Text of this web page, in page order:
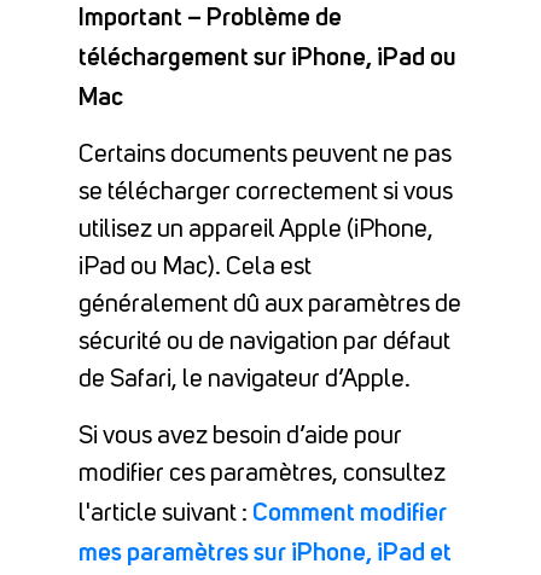
Important – Problème de
téléchargement sur iPhone, iPad ou
Mac
Certains documents peuvent ne pas
se télécharger correctement si vous
utilisez un appareil Apple (iPhone,
iPad ou Mac). Cela est
généralement dû aux paramètres de
sécurité ou de navigation par défaut
de Safari, le navigateur d’Apple.
Si vous avez besoin d’aide pour
modifier ces paramètres, consultez
l'article suivant : Comment modifier
mes paramètres sur iPhone, iPad et